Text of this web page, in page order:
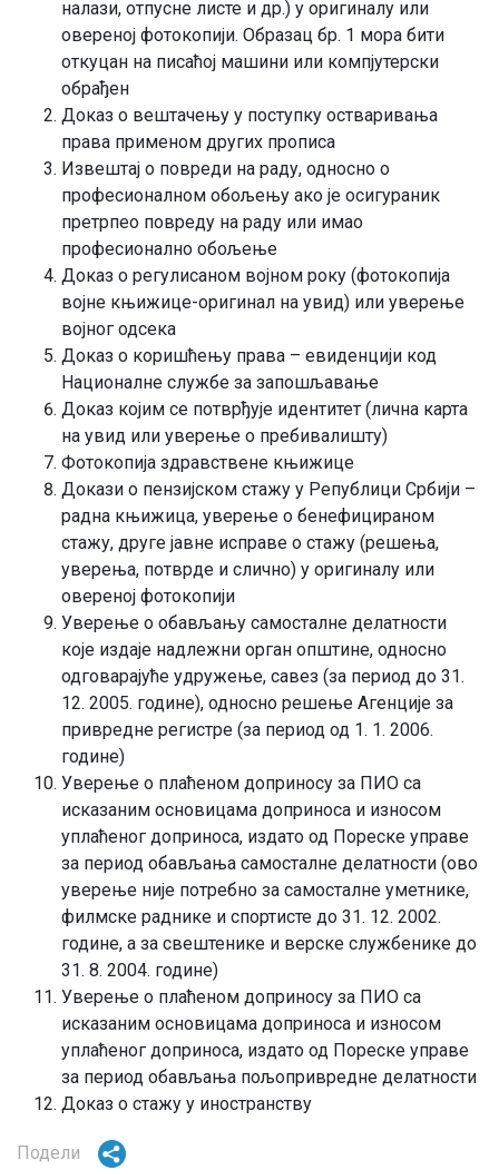
налази, отпусне листе и др.) у оригиналу или
овереној фотокопији. Образац бр. 1 мора бити
откуцан на писаћој машини или компјутерски
обрађен
Доказ о вештачењу у поступку остваривања
права применом других прописа
Извештај о повреди на раду, односно о
професионалном обољењу ако је осигураник
претрпео повреду на раду или имао
професионално обољење
Доказ о регулисаном војном року (фотокопија
војне књижице-оригинал на увид) или уверење
војног одсека
Доказ о коришћењу права – евиденцији код
Националне службе за запошљавање
Доказ којим се потврђује идентитет (лична карта
на увид или уверење о пребивалишту)
Фотокопија здравствене књижице
Докази о пензијском стажу у Републици Србији –
радна књижица, уверење о бенефицираном
стажу, друге јавне исправе о стажу (решења,
уверења, потврде и слично) у оригиналу или
овереној фотокопији
Уверење о обављању самосталне делатности
које издаје надлежни орган општине, односно
одговарајуће удружење, савез (за период до 31.
12. 2005. године), односно решење Агенције за
привредне регистре (за период од 1. 1. 2006.
године)
Уверење о плаћеном доприносу за ПИО са
исказаним основицама доприноса и износом
уплаћеног доприноса, издато од Пореске управе
за период обављања самосталне делатности (ово
уверење није потребно за самосталне уметнике,
филмске раднике и спортисте до 31. 12. 2002.
године, а за свештенике и верске службенике до
31. 8. 2004. године)
Уверење о плаћеном доприносу за ПИО са
исказаним основицама доприноса и износом
уплаћеног доприноса, издато од Пореске управе
за период обављања пољопривредне делатности
Доказ о стажу у иностранству
Подели